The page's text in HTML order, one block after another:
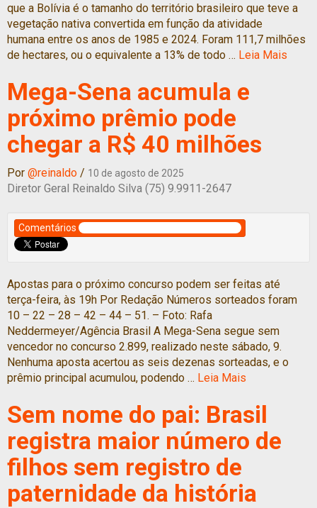
que a Bolívia é o tamanho do território brasileiro que teve a
vegetação nativa convertida em função da atividade
humana entre os anos de 1985 e 2024. Foram 111,7 milhões
de hectares, ou o equivalente a 13% de todo … Leia Mais
Mega-Sena acumula e
próximo prêmio pode
chegar a R$ 40 milhões
Por @reinaldo / 10 de agosto de 2025
Diretor Geral Reinaldo Silva (75) 9.9911-2647
Comentários
Apostas para o próximo concurso podem ser feitas até
terça-feira, às 19h Por Redação Números sorteados foram
10 – 22 – 28 – 42 – 44 – 51. – Foto: Rafa
Neddermeyer/Agência Brasil A Mega-Sena segue sem
vencedor no concurso 2.899, realizado neste sábado, 9.
Nenhuma aposta acertou as seis dezenas sorteadas, e o
prêmio principal acumulou, podendo … Leia Mais
Sem nome do pai: Brasil
registra maior número de
filhos sem registro de
paternidade da história